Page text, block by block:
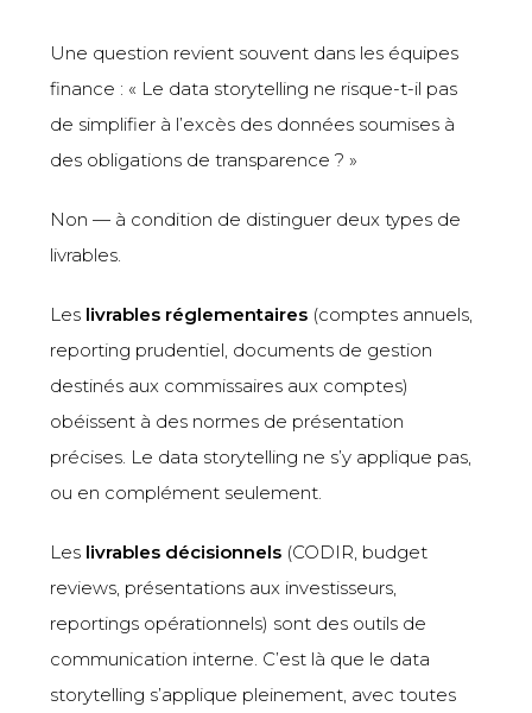
Une question revient souvent dans les équipes
finance : « Le data storytelling ne risque-t-il pas
de simplifier à l’excès des données soumises à
des obligations de transparence ? »
Non — à condition de distinguer deux types de
livrables.
Les livrables réglementaires (comptes annuels,
reporting prudentiel, documents de gestion
destinés aux commissaires aux comptes)
obéissent à des normes de présentation
précises. Le data storytelling ne s’y applique pas,
ou en complément seulement.
Les livrables décisionnels (CODIR, budget
reviews, présentations aux investisseurs,
reportings opérationnels) sont des outils de
communication interne. C’est là que le data
storytelling s’applique pleinement, avec toutes